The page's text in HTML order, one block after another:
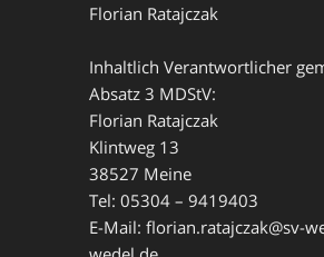
Florian Ratajczak
Inhaltlich Verantwortlicher
Absatz 3 MDStV:
Florian Ratajczak
Klintweg 13
38527 Meine
Tel: 05304 – 9419403
E-Mail: florian.ratajczak@sv-